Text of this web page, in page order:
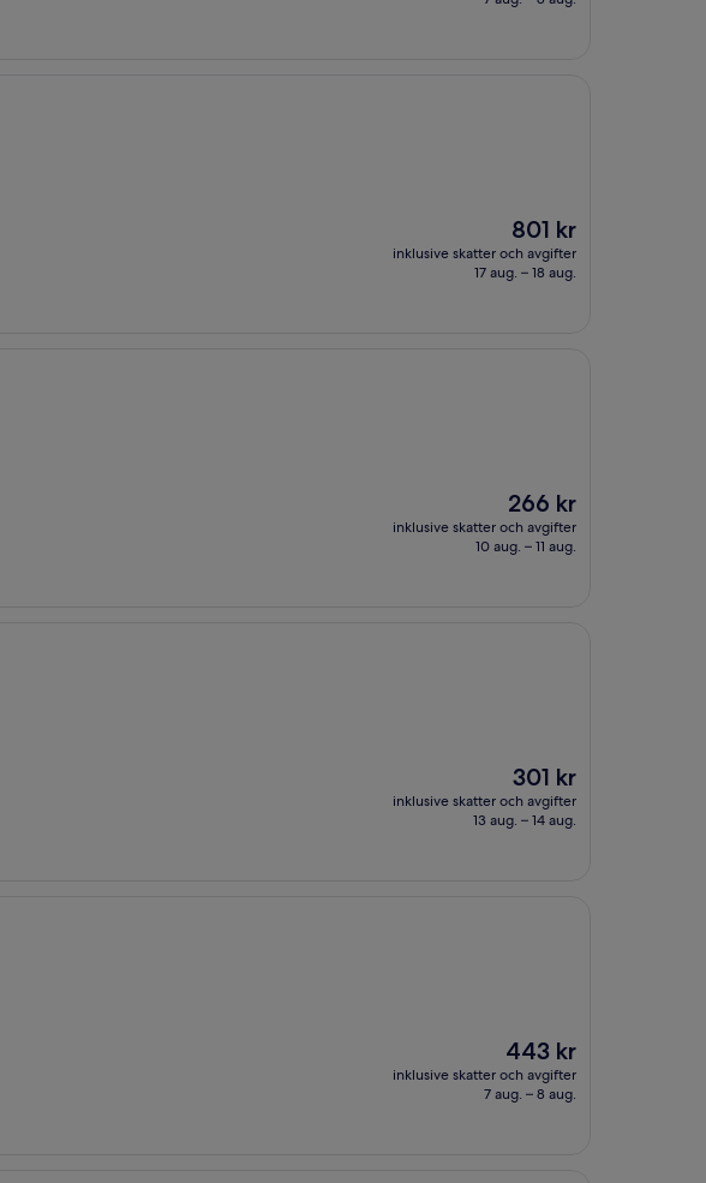
Priset
är
801 kr
801 kr
inklusive skatter och avgifter
17 aug. – 18 aug.
Priset
är
266 kr
266 kr
inklusive skatter och avgifter
10 aug. – 11 aug.
Priset
är
301 kr
301 kr
inklusive skatter och avgifter
13 aug. – 14 aug.
Priset
är
443 kr
443 kr
inklusive skatter och avgifter
7 aug. – 8 aug.